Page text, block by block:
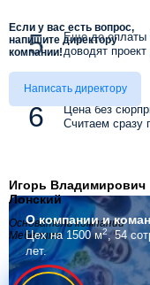
Еще до оплаты
доводят
Цена без
Считаем сразу
Если у вас есть вопрос,
напишите директору
компании!
Написать директору
Игорь Владимирович
Лонский
Основатель компании
Мебелино
О компаниии
Цех на 1500 м2, 54
лет.